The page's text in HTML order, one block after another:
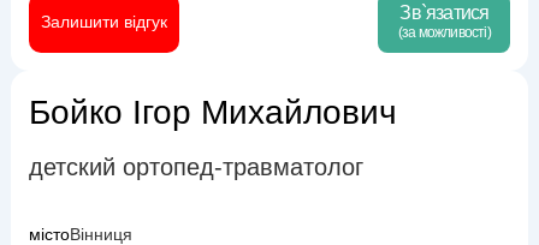
Залишити відгук Зв`язатися
(за можливості)
Бойко Ігор Михайлович
детский ортопед-травматолог
містоВінниця